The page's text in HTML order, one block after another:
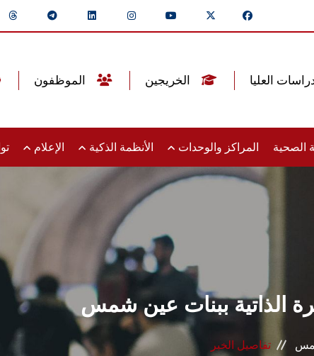
الصحية المراكز والوحدات الأنظمة الذكية الإعلام
الذاتية ببنات عين شمس
تفاصيل الخبر